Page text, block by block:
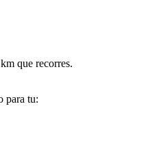
que recorres.
para tu: